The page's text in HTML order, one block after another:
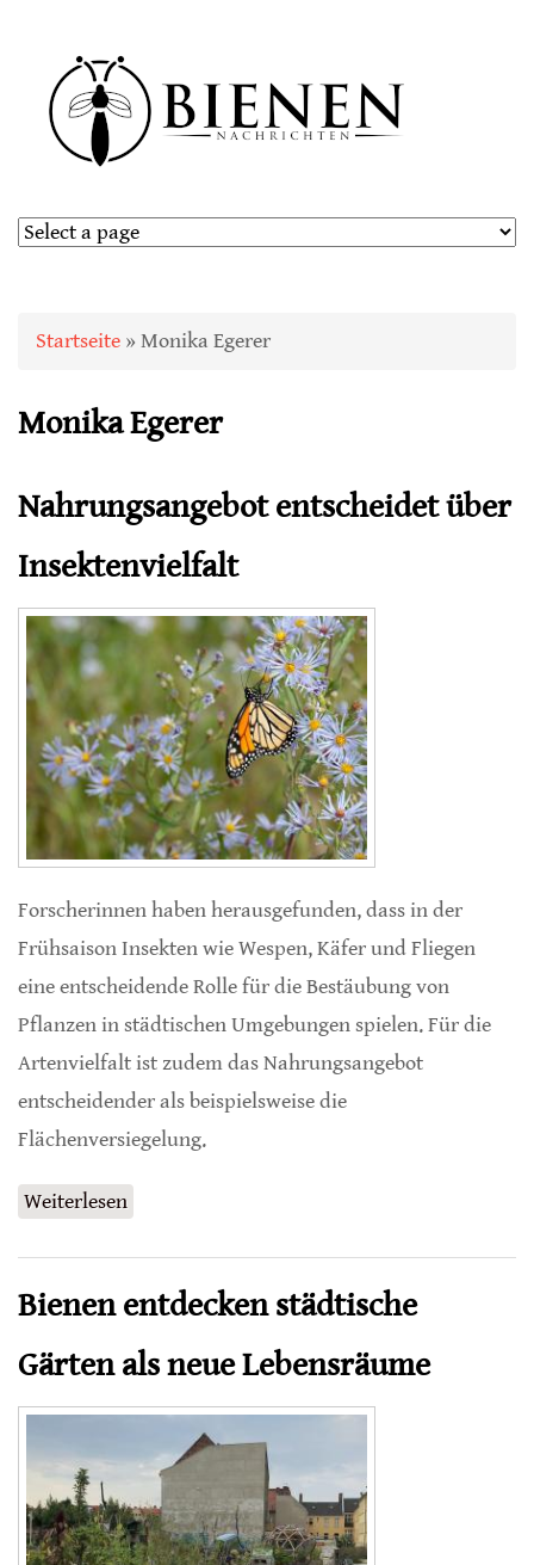
Sie sind hier
Startseite » Monika Egerer
Monika Egerer
Nahrungsangebot entscheidet über
Insektenvielfalt
Forscherinnen haben herausgefunden, dass in der
Frühsaison Insekten wie Wespen, Käfer und Fliegen
eine entscheidende Rolle für die Bestäubung von
Pflanzen in städtischen Umgebungen spielen. Für die
Artenvielfalt ist zudem das Nahrungsangebot
entscheidender als beispielsweise die
Flächenversiegelung.
Weiterlesen
Bienen entdecken städtische
Gärten als neue Lebensräume